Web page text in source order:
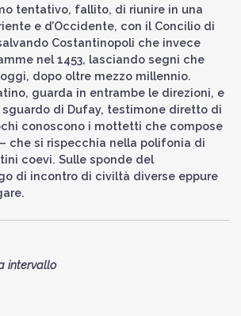
tentativo, fallito, di riunire in una
e d’Occidente, con il Concilio di
Costantinopoli che invece
nel 1453, lasciando segni che
dopo oltre mezzo millennio.
guarda in entrambe le direzioni, e
di Dufay, testimone diretto di
conoscono i mottetti che compose
che si rispecchia nella polifonia di
coevi. Sulle sponde del
di incontro di civiltà diverse eppure
intervallo